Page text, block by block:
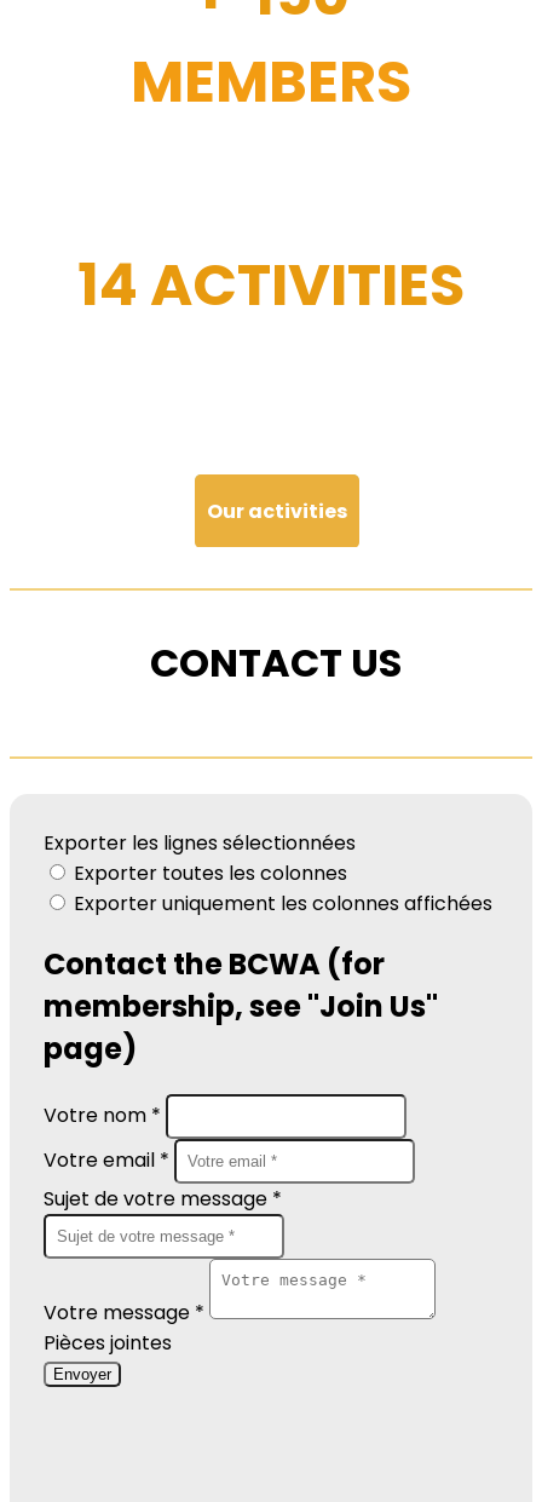
MEMBERS
14 ACTIVITIES
Our activities
CONTACT US